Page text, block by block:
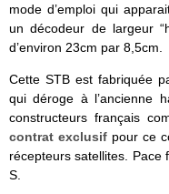
mode d’emploi qui
un décodeur de largeur
d’environ 23cm par 8,5cm.
Cette STB est fabriquée
qui déroge à l’ancienne
constructeurs français
contrat exclusif pour ce
récepteurs satellites. Pace
S.